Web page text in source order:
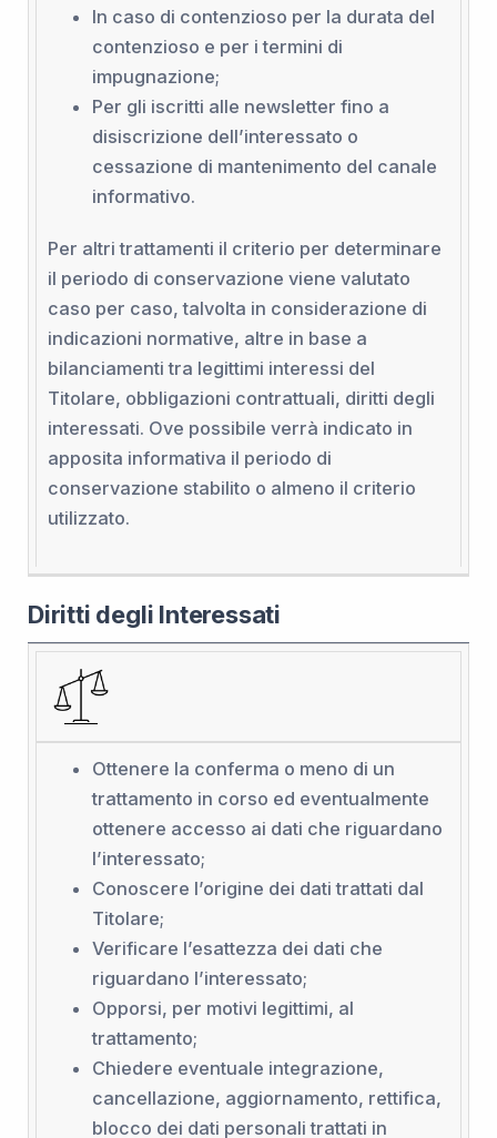
In caso di contenzioso per la durata del
contenzioso e per i termini di
impugnazione;
Per gli iscritti alle newsletter fino a
disiscrizione dell’interessato o
cessazione di mantenimento del canale
informativo.
Per altri trattamenti il criterio per determinare
il periodo di conservazione viene valutato
caso per caso, talvolta in considerazione di
indicazioni normative, altre in base a
bilanciamenti tra legittimi interessi del
Titolare, obbligazioni contrattuali, diritti degli
interessati. Ove possibile verrà indicato in
apposita informativa il periodo di
conservazione stabilito o almeno il criterio
utilizzato.
Diritti degli Interessati
Ottenere la conferma o meno di un
trattamento in corso ed eventualmente
ottenere accesso ai dati che riguardano
l’interessato;
Conoscere l’origine dei dati trattati dal
Titolare;
Verificare l’esattezza dei dati che
riguardano l’interessato;
Opporsi, per motivi legittimi, al
trattamento;
Chiedere eventuale integrazione,
cancellazione, aggiornamento, rettifica,
blocco dei dati personali trattati in